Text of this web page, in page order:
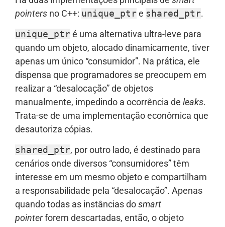
pointers no C++: unique_ptre shared_ptr.
unique_ptré uma alternativa ultra-leve para
quando um objeto, alocado dinamicamente, tiver
apenas um único “consumidor”. Na prática, ele
dispensa que programadores se preocupem em
realizar a “desalocação” de objetos
manualmente, impedindo a ocorrência de leaks.
Trata-se de uma implementação econômica que
desautoriza cópias.
shared_ptr, por outro lado, é destinado para
cenários onde diversos “consumidores” têm
interesse em um mesmo objeto e compartilham
a responsabilidade pela “desalocação”. Apenas
quando todas as instâncias dosmart
pointerforem descartadas, então, o objeto